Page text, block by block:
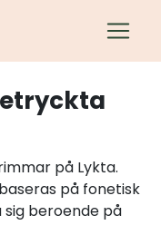
på Lykta.
på fonetisk
sig beroende på